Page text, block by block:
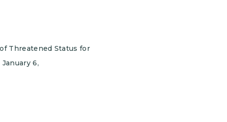
Threatened Status for
6,